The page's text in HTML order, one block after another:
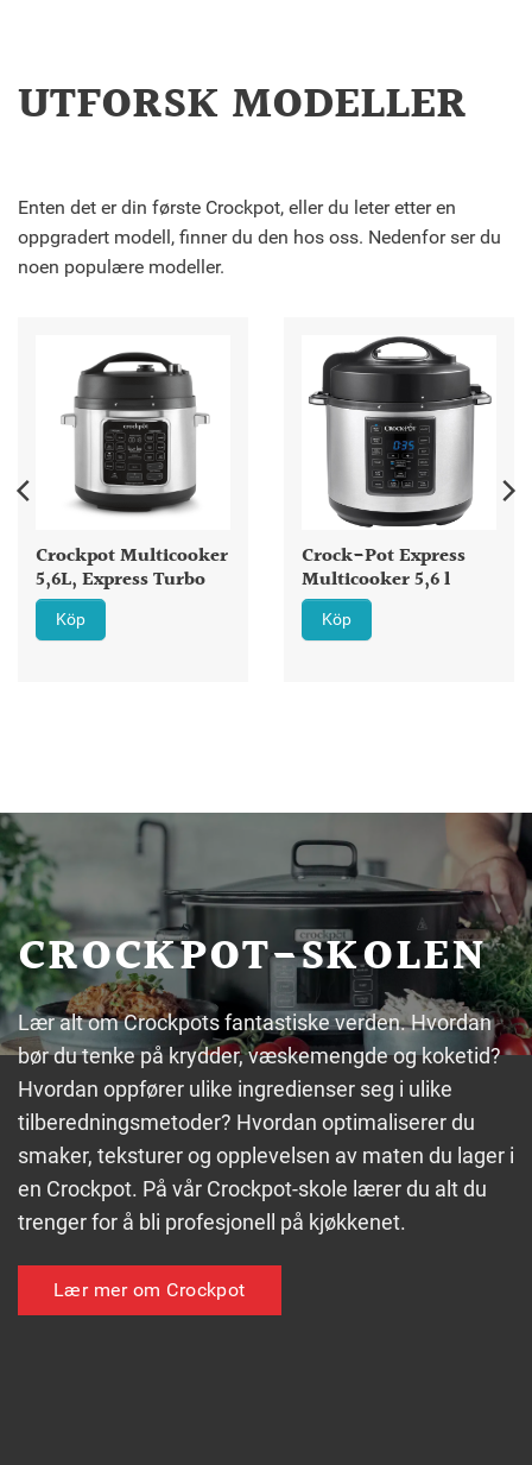
UTFORSK MODELLER
Enten det er din første Crockpot, eller du leter etter en
oppgradert modell, finner du den hos oss. Nedenfor ser du
noen populære modeller.
Crockpot Multicooker
5,6L, Express Turbo
Köp
Crock-Pot Express
Multicooker 5,6 l
Köp
CROCKPOT-SKOLEN
Lær alt om Crockpots fantastiske verden. Hvordan
bør du tenke på krydder, væskemengde og koketid?
Hvordan oppfører ulike ingredienser seg i ulike
tilberedningsmetoder? Hvordan optimaliserer du
smaker, teksturer og opplevelsen av maten du lager i
en Crockpot. På vår Crockpot-skole lærer du alt du
trenger for å bli profesjonell på kjøkkenet.
Lær mer om Crockpot